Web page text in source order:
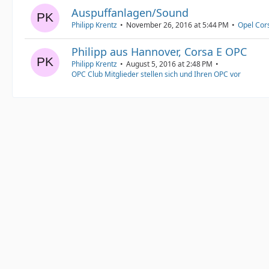
Auspuffanlagen/Sound
Philipp Krentz November 26, 2016 at 5:44 PM Opel
Philipp aus Hannover, Corsa E OPC
Philipp Krentz
August 5, 2016 at 2:48 PM
OPC Club Mitglieder stellen sich und Ihren OPC vor